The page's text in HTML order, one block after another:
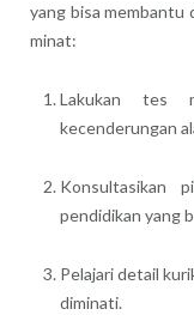
yang bisa membantu
minat:
Lakukan tes
kecenderungan
Konsultasikan
pendidikan yang
Pelajari detail
diminati.